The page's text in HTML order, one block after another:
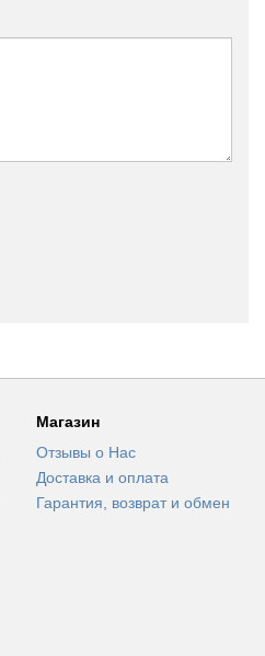
Магазин
Отзывы о Нас
Доставка и оплата
Гарантия, возврат и обмен